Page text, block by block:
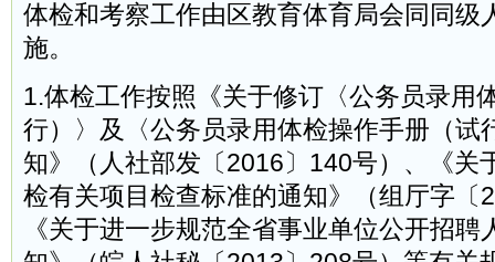
体检和考察工作由区教育体育局会同同级
施。
1.体检工作按照《关于修订〈公务员录用
行）〉及〈公务员录用体检操作手册（试
知》（人社部发〔2016〕140号）、《关
检有关项目检查标准的通知》（组厅字〔
《关于进一步规范全省事业单位公开招聘